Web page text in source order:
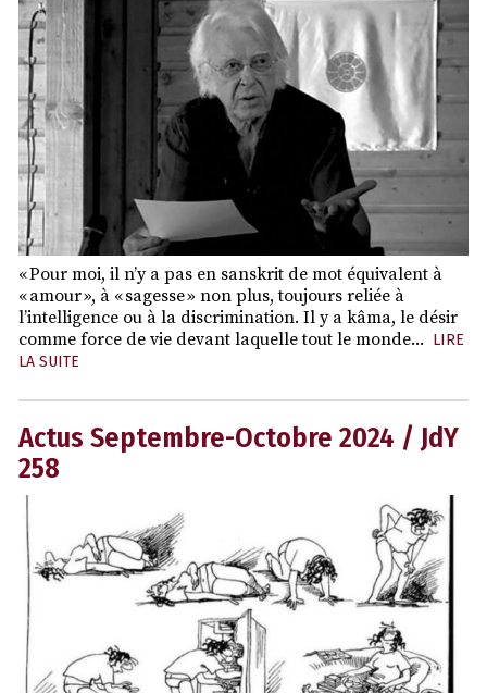
« Pour moi, il n’y a pas en sanskrit de mot équivalent à
« amour », à « sagesse » non plus, toujours reliée à
l’intelligence ou à la discrimination. Il y a kâma, le désir
comme force de vie devant laquelle tout le monde... LIRE
LA SUITE
Actus Septembre-Octobre 2024 / JdY
258